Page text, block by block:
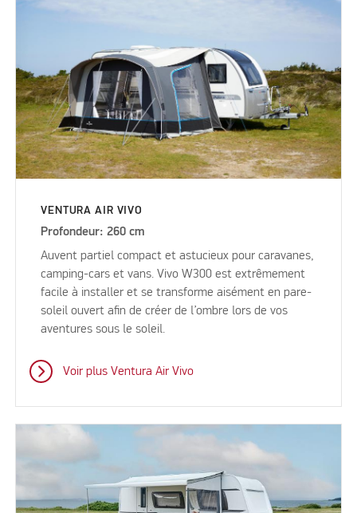
VENTURA AIR VIVO
Profondeur: 260 cm
Auvent partiel compact et astucieux pour caravanes,
camping-cars et vans. Vivo W300 est extrêmement
facile à installer et se transforme aisément en pare-
soleil ouvert afin de créer de l’ombre lors de vos
aventures sous le soleil.
Voir plus Ventura Air Vivo